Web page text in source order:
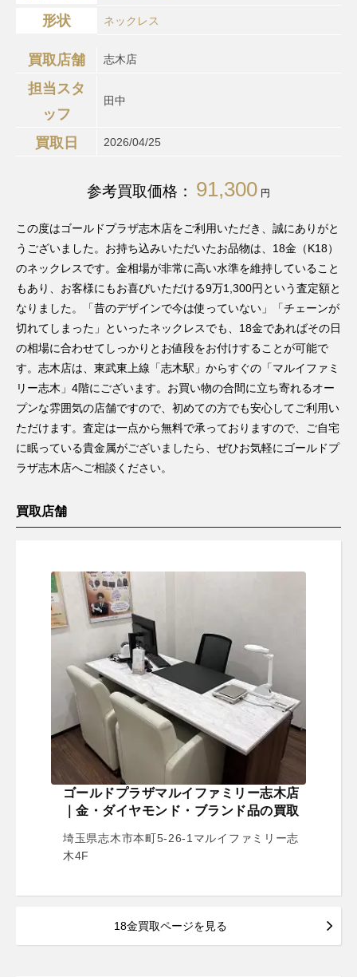
形状 ネックレス
買取店舗 志木店
担当スタ
ッフ
田中
買取日 2026/04/25
参考買取価格： 91,300 円
この度はゴールドプラザ志木店をご利用いただき、誠にありがと
うございました。お持ち込みいただいたお品物は、18金（K18）
のネックレスです。金相場が非常に高い水準を維持していること
もあり、お客様にもお喜びいただける9万1,300円という査定額と
なりました。「昔のデザインで今は使っていない」「チェーンが
切れてしまった」といったネックレスでも、18金であればその日
の相場に合わせてしっかりとお値段をお付けすることが可能で
す。志木店は、東武東上線「志木駅」からすぐの「マルイファミ
リー志木」4階にございます。お買い物の合間に立ち寄れるオー
プンな雰囲気の店舗ですので、初めての方でも安心してご利用い
ただけます。査定は一点から無料で承っておりますので、ご自宅
に眠っている貴金属がございましたら、ぜひお気軽にゴールドプ
ラザ志木店へご相談ください。
買取店舗
ゴールドプラザマルイファミリー志木店
｜金・ダイヤモンド・ブランド品の買取
埼玉県志木市本町5-26-1マルイファミリー志
木4F
18金買取ページを見る